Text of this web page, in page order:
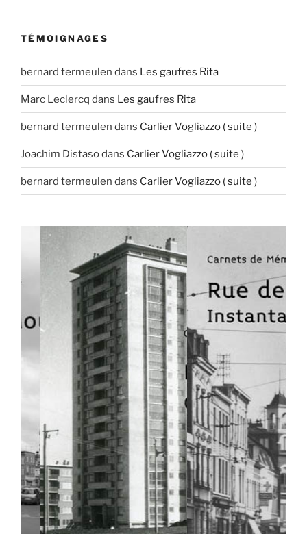
TÉMOIGNAGES
bernard termeulen dans Les gaufres Rita
Marc Leclercq dans Les gaufres Rita
bernard termeulen dans Carlier Vogliazzo ( suite )
Joachim Distasodans Carlier Vogliazzo ( suite )
bernard termeulen dans Carlier Vogliazzo ( suite )